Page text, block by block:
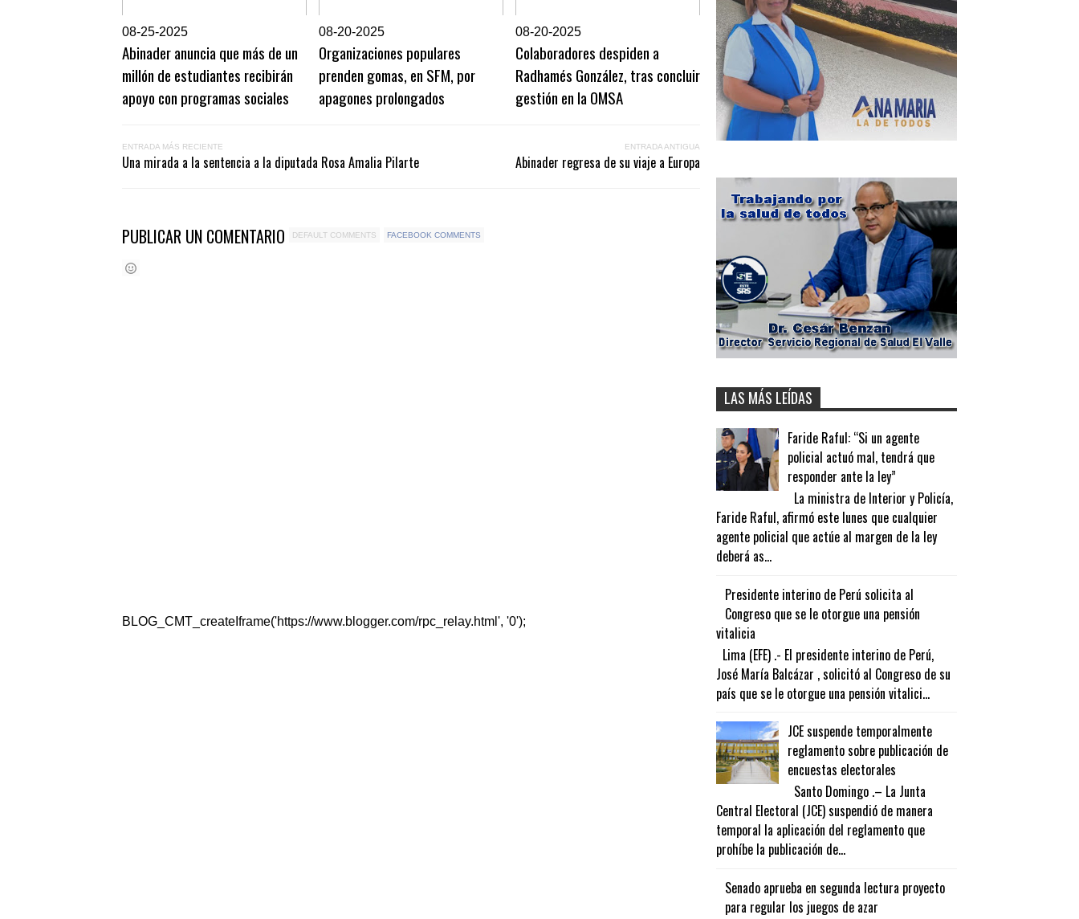
08-25-2025
Abinader anuncia que más de un
millón de estudiantes recibirán
apoyo con programas sociales
08-20-2025
Organizaciones populares
prenden gomas, en SFM, por
apagones prolongados
08-20-2025
Colaboradores despiden a
Radhamés González, tras concluir
gestión en la OMSA
ENTRADA MÁS RECIENTE
Una mirada a la sentencia a la diputada Rosa Amalia Pilarte
ENTRADA ANTIGUA
Abinader regresa de su viaje a Europa
PUBLICAR UN COMENTARIO DEFAULT COMMENTS FACEBOOK COMMENTS
BLOG_CMT_createIframe('https://www.blogger.com/rpc_relay.html', '0');
LAS MÁS LEÍDAS
Faride Raful: “Si un agente
policial actuó mal, tendrá que
responder ante la ley”
La ministra de Interior y Policía,
Faride Raful, afirmó este lunes que cualquier
agente policial que actúe al margen de la ley
deberá as...
Presidente interino de Perú solicita al
Congreso que se le otorgue una pensión
vitalicia
Lima (EFE) .- El presidente interino de Perú,
José María Balcázar , solicitó al Congreso de su
país que se le otorgue una pensión vitalici...
JCE suspende temporalmente
reglamento sobre publicación de
encuestas electorales
Santo Domingo .– La Junta
Central Electoral (JCE) suspendió de manera
temporal la aplicación del reglamento que
prohíbe la publicación de...
Senado aprueba en segunda lectura proyecto
para regular los juegos de azar